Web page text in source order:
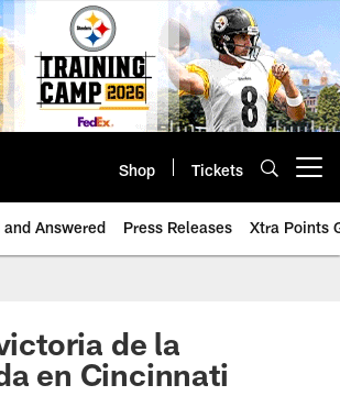
Shop Tickets
and Answered Press Releases Xtra Points
de la
en Cincinnati